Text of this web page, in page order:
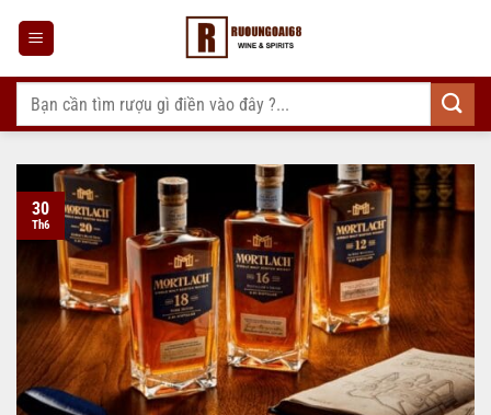
dung
Tìm
kiếm:
30
Th6